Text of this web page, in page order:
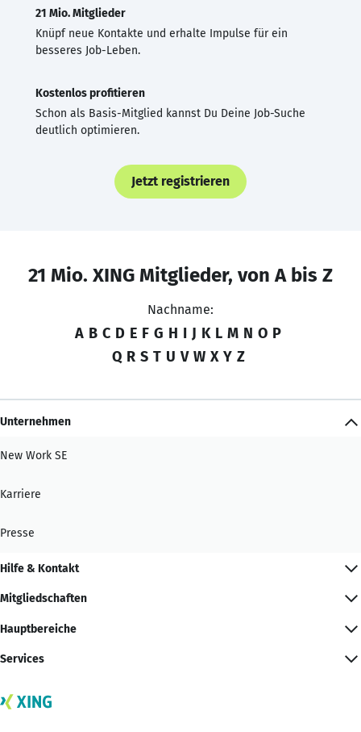
21 Mio. Mitglieder
Knüpf neue Kontakte und erhalte Impulse für ein
besseres Job-Leben.
Kostenlos profitieren
Schon als Basis-Mitglied kannst Du Deine Job-Suche
deutlich optimieren.
Jetzt registrieren
21 Mio. XING Mitglieder, von A bis Z
Nachname:
A B C D E F G H I J K L M N O P
Q R S T U V W X Y Z
Unternehmen
New Work SE
Karriere
Presse
Hilfe & Kontakt
Mitgliedschaften
Hauptbereiche
Services